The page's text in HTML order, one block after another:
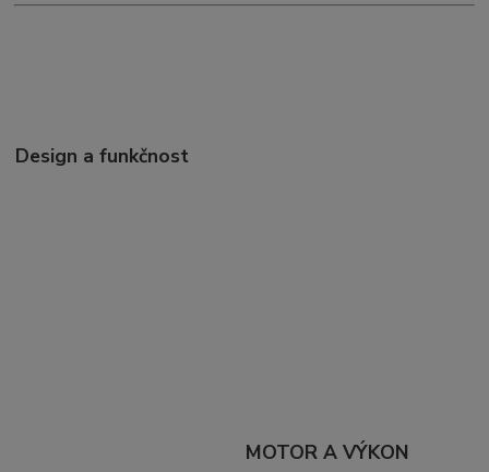
Design a funkčnost
MOTOR A VÝKON